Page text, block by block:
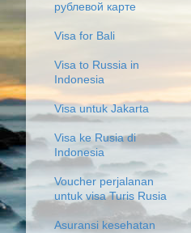
рублевой карте
Visa for Bali
Visa to Russia in
Indonesia
Visa untuk Jakarta
Visa ke Rusia di
Indonesia
Voucher perjalanan
untuk visa Turis Rusia
Asuransi kesehatan